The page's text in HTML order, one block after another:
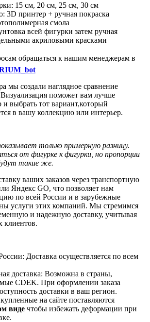
15 см, 20 см, 25 см, 30 см
3D принтер + ручная покраска
смола
всей фигурки затем ручная
акриловыми красками
обращаться к нашим менеджерам в
мы создали наглядное сравнение
поможет вам лучше
и выбрать тот вариант,который
в вашу коллекцию или интерьер.
только примерную разницу.
от фигурке к фигурки, но пропорции
такие же.
ваших заказов через транспортную
Яндекс GO, что позволяет нам
по всей России и в зарубежные
услуги этих компаний. Мы стремимся
и надежную доставку, учитывая
клиентов.
Доставка осуществляется по всем
доставка: Возможна в страны,
CDEK. При оформлении заказа
доставки в ваш регион.
на сайте поставляются
виде чтобы избежать деформации при